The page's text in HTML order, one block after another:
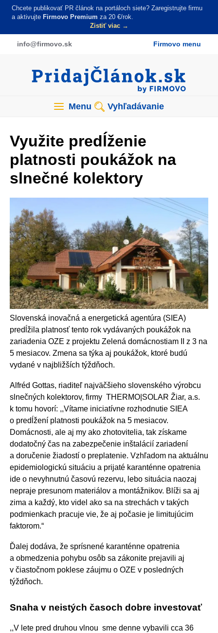
Skočiť
obsah
Chcete publikovať PR článok na portáloch siete? Zaregistrujte firmu
a aktivujte Firmovo Premium za 20 €/rok.
Zistiť viac →
info@firmovo.sk Firmovo menu
Menu Vyhľadávanie
Využite predĺženie
platnosti poukážok na
slnečné kolektory
Slovenská inovačná a energetická agentúra (SIEA)
predĺžila platnosť tento rok vydávaných poukážok na
zariadenia OZE z projektu Zelená domácnostiam II z 3 na
5 mesiacov. Zmena sa týka aj poukážok, ktoré budú
vydané v najbližších týždňoch.
Alfréd Gottas, riaditeľ najväčšieho slovenského výrobcu
slnečných kolektorov, firmy THERMO|SOLAR Žiar, a.s.
k tomu hovorí: ,,Vítame iniciatívne rozhodnutie SIEA
o predĺžení platnosti poukážok na 5 mesiacov.
Domácnosti, ale aj my ako zhotovitelia, tak získame
dodatočný čas na zabezpečenie inštalácií zariadení
a doručenie žiadostí o preplatenie. Vzhľadom na aktuálnu
epidemiologickú situáciu a prijaté karanténne opatrenia
ide o nevyhnutnú časovú rezervu, lebo situácia naozaj
nepraje presunom materiálov a montážnikov. Blíži sa aj
zima a každý, kto videl ako sa na strechách v takých
podmienkach pracuje vie, že aj počasie je limitujúcim
faktorom.“
Ďalej dodáva, že sprísnené karanténne opatrenia
a obmedzenia pohybu osôb sa zákonite prejavili aj
v čiastočnom poklese záujmu o OZE v posledných
týždňoch.
Snaha v neistých časoch dobre investovať
,,V lete pred druhou vlnou sme denne vybavili cca 36